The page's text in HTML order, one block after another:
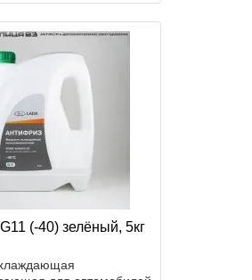
(-40) зелёный, 5кг